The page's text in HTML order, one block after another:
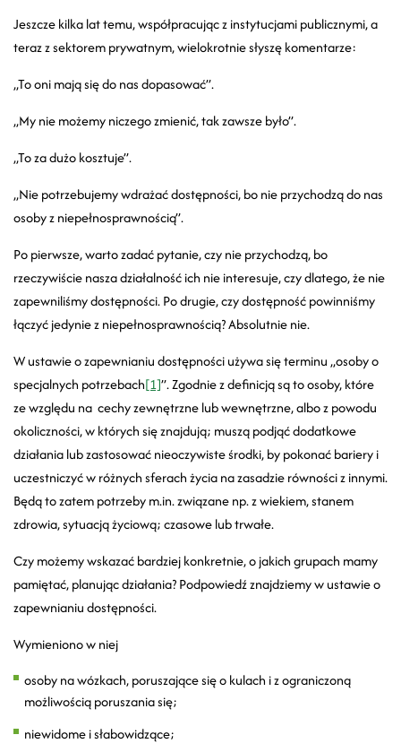
Jeszcze kilka lat temu, współpracując z instytucjami publicznymi, a
teraz z sektorem prywatnym, wielokrotnie słyszę komentarze:
„To oni mają się do nas dopasować”.
„My nie możemy niczego zmienić, tak zawsze było”.
„To za dużo kosztuje”.
„Nie potrzebujemy wdrażać dostępności, bo nie przychodzą do nas
osoby z niepełnosprawnością”.
Po pierwsze, warto zadać pytanie, czy nie przychodzą, bo
rzeczywiście nasza działalność ich nie interesuje, czy dlatego, że nie
zapewniliśmy dostępności. Po drugie, czy dostępność powinniśmy
łączyć jedynie z niepełnosprawnością? Absolutnie nie.
W ustawie o zapewnianiu dostępności używa się terminu „osoby o
specjalnych potrzebach[1]”. Zgodnie z definicją są to osoby, które
ze względu na cechy zewnętrzne lub wewnętrzne, albo z powodu
okoliczności, w których się znajdują; muszą podjąć dodatkowe
działania lub zastosować nieoczywiste środki, by pokonać bariery i
uczestniczyć w różnych sferach życia na zasadzie równości z innymi.
Będą to zatem potrzeby m.in. związane np. z wiekiem, stanem
zdrowia, sytuacją życiową; czasowe lub trwałe.
Czy możemy wskazać bardziej konkretnie, o jakich grupach mamy
pamiętać, planując działania? Podpowiedź znajdziemy w ustawie o
zapewnianiu dostępności.
Wymieniono w niej
osoby na wózkach, poruszające się o kulach i z ograniczoną
możliwością poruszania się;
niewidome i słabowidzące;